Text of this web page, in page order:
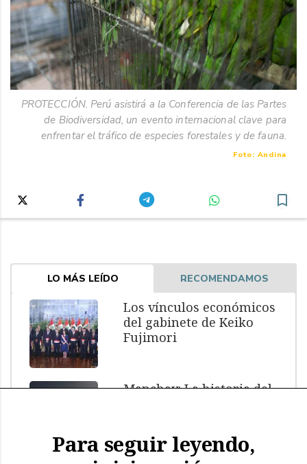
PROTECCIÓN. Perú asistirá a la Conferencia de las Partes
de Biodiversidad, un evento internacional clave para
enfrentar el tráfico de especies forestales y de fauna.
Foto: Andina
LO MÁS LEÍDO RECOMENDAMOS
Los vínculos económicos
del gabinete de Keiko
Fujimori
Manchay: La historia del
Para seguir leyendo,